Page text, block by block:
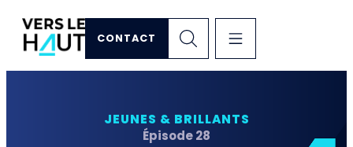
CONTACT
JEUNES & BRILLANTS
Épisode 28